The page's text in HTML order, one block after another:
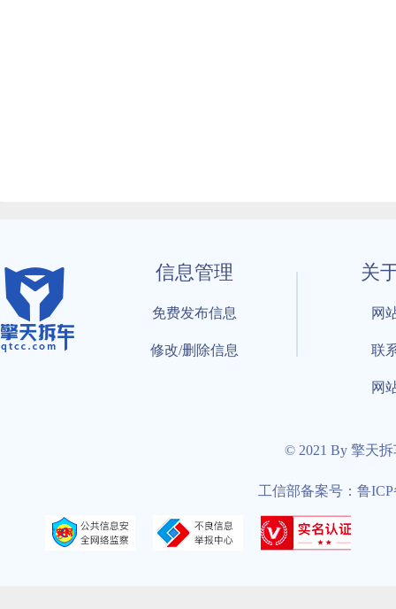
信息管理
免费发布信息
修改/删除信息
关
网
联
网
© 2021 By 擎天
工信部备案号：鲁